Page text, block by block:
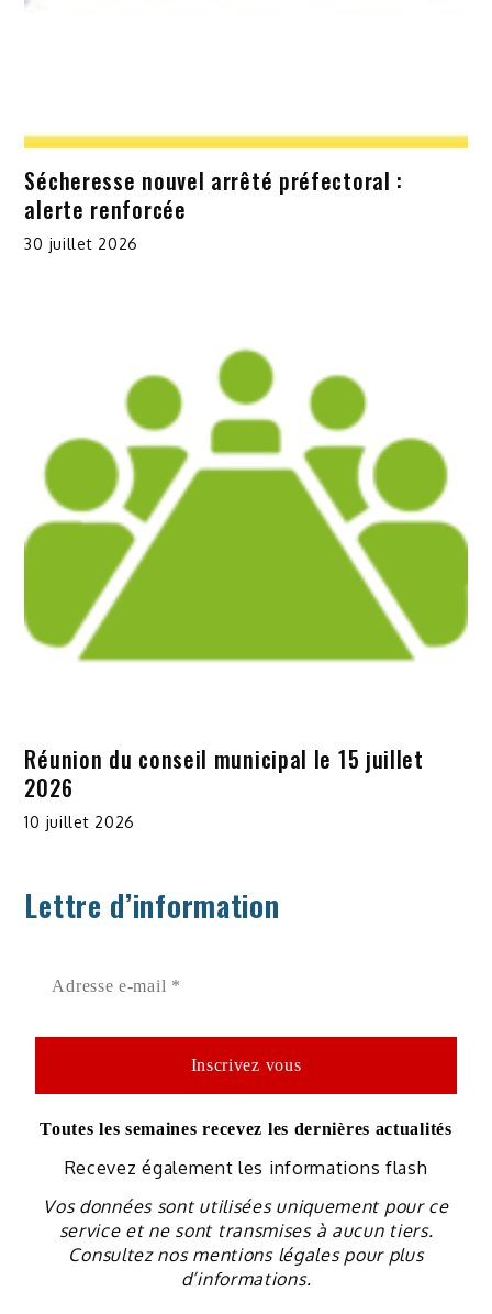
Sécheresse nouvel arrêté préfectoral :
alerte renforcée
30 juillet 2026
Réunion du conseil municipal le 15 juillet
2026
10 juillet 2026
Lettre d’information
Toutes les semaines recevez les dernières actualités
Recevez également les informations flash
Vos données sont utilisées uniquement pour ce
service et ne sont transmises à aucun tiers.
Consultez nos mentions légales pour plus
d’informations.